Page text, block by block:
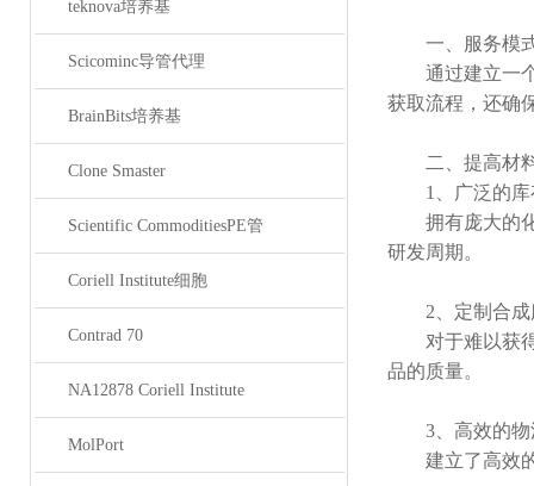
teknova培养基
Scicominc导管代理
BrainBits培养基
Clone Smaster
Scientific CommoditiesPE管
Coriell Institute细胞
Contrad 70
NA12878 Coriell Institute
MolPort
一、服务模
通过建立一个
获取流程，还确
二、提高材料
1、广泛的库
拥有庞大的化
研发周期。
2、定制合成
对于难以获得
品的质量。
3、高效的物
建立了高效的